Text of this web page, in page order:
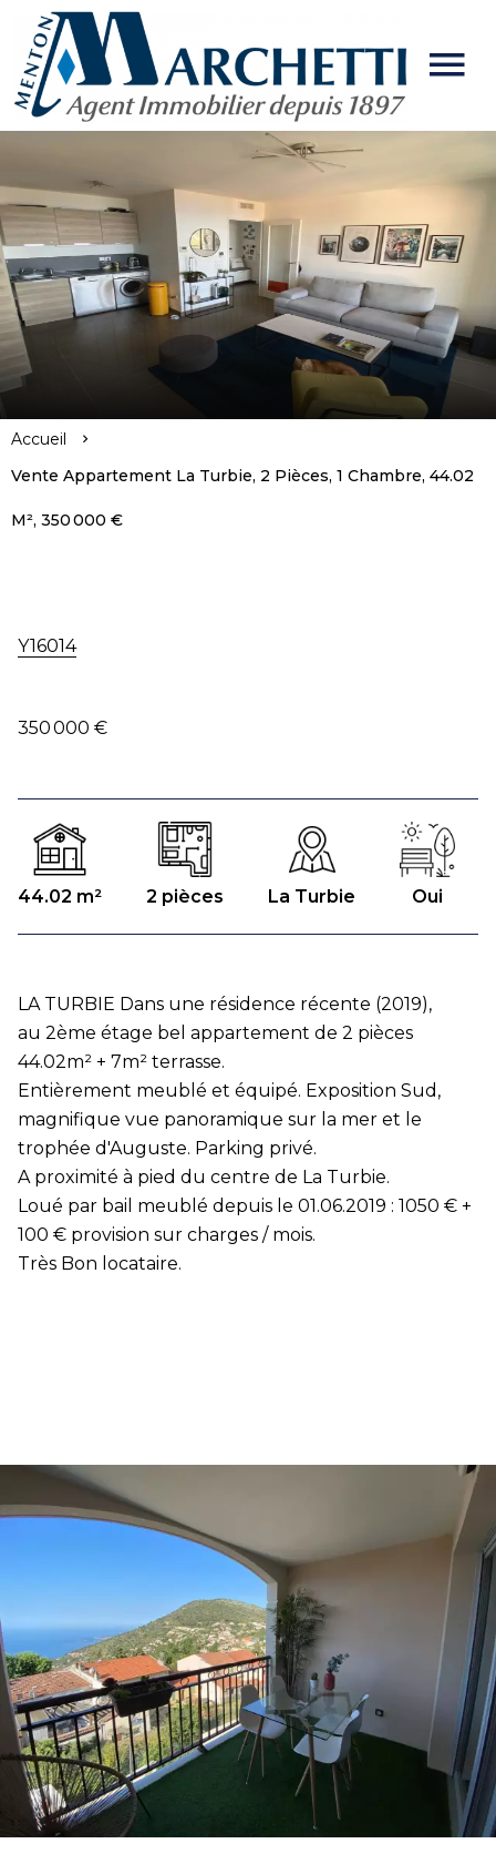
Accueil
Vente Appartement La Turbie, 2 Pièces, 1 Chambre, 44.02
M², 350 000 €
Y16014
350 000 €
44.02 m² 2 pièces La Turbie Oui
LA TURBIE Dans une résidence récente (2019),
au 2ème étage bel appartement de 2 pièces
44.02m² + 7m² terrasse.
Entièrement meublé et équipé. Exposition Sud,
magnifique vue panoramique sur la mer et le
trophée d'Auguste. Parking privé.
A proximité à pied du centre de La Turbie.
Loué par bail meublé depuis le 01.06.2019 : 1050 € +
100 € provision sur charges / mois.
Très Bon locataire.